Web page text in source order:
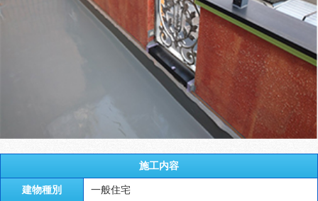
施工内容
建物種別 一般住宅